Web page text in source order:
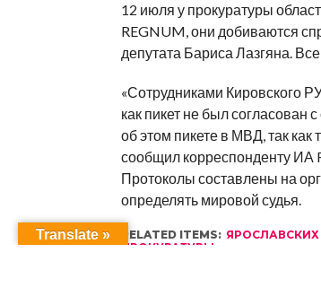
12 июля у прокуратуры
REGNUM, они добиваются
депутата Бариса Лазгяна.
«Сотрудниками Кировского
как пикет не был согласован
об этом пикете в МВД, так
сообщил корреспонденту ИА
Протоколы составлены на
определять мировой судья.
RELATED ITEMS: ЯРОСЛАВСКИХ
ПРОКУРАТУРЫ
Translate »